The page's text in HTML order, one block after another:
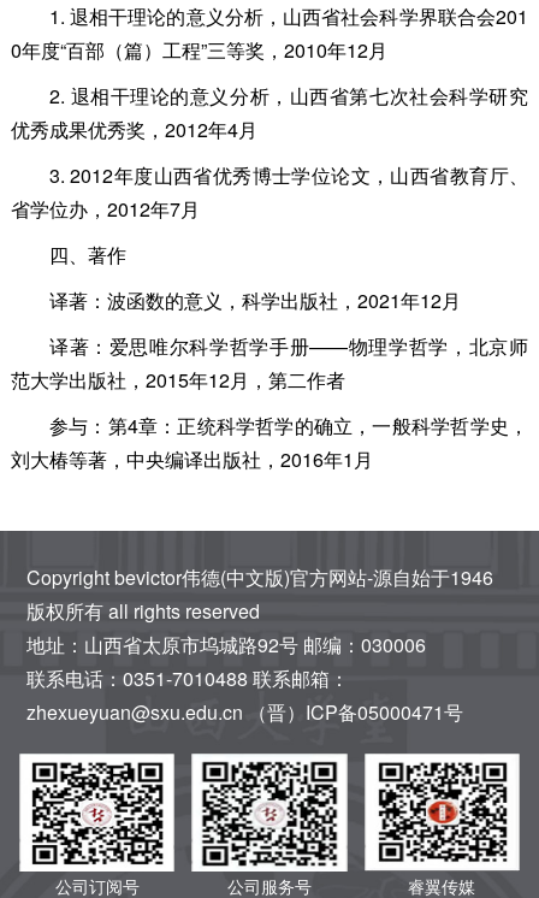
1. 退相干理论的意义分析，山西省社会科学界联合会201
0年度“百部（篇）工程”三等奖，2010年12月
2. 退相干理论的意义分析，山西省第七次社会科学研究
优秀成果优秀奖，2012年4月
3. 2012年度山西省优秀博士学位论文，山西省教育厅、
省学位办，2012年7月
四、著作
译著：波函数的意义，科学出版社，2021年12月
译著：爱思唯尔科学哲学手册——物理学哲学，北京师
范大学出版社，2015年12月，第二作者
参与：第4章：正统科学哲学的确立，一般科学哲学史，
刘大椿等著，中央编译出版社，2016年1月
Copyright bevictor伟德(中文版)官方网站-源自始于1946
版权所有 all rights reserved
地址：山西省太原市坞城路92号 邮编：030006
联系电话：0351-7010488 联系邮箱：
zhexueyuan@sxu.edu.cn （晋）ICP备05000471号
公司订阅号 公司服务号 睿翼传媒